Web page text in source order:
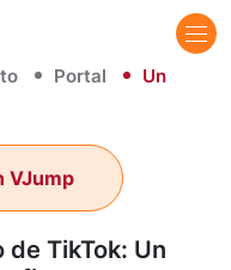
Portal
Un
TikTok: Un
VJump